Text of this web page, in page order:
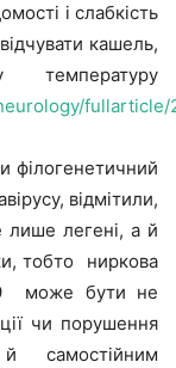
і слабкість
кашель,
філогенетичний
відмітили,
лише легені, а й
тобто ниркова
може бути не
чи порушення
самостійним